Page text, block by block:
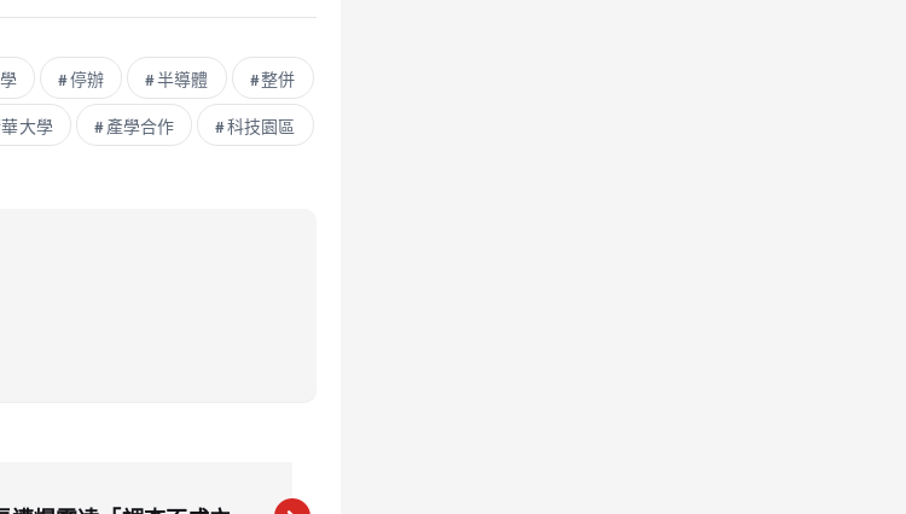
停辦 半導體 整併
大學 產學合作 科技園區